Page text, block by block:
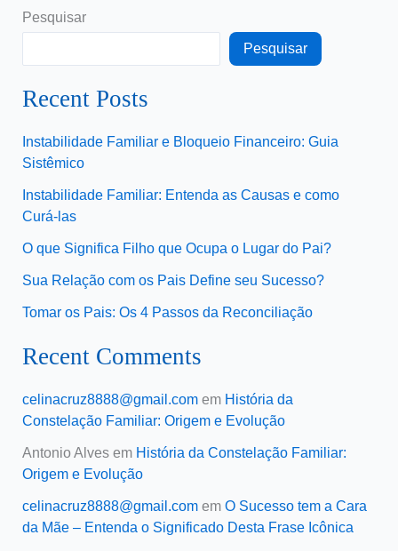
Pesquisar
Pesquisar
Recent Posts
Instabilidade Familiar e Bloqueio Financeiro: Guia
Sistêmico
Instabilidade Familiar: Entenda as Causas e como
Curá-las
O que Significa Filho que Ocupa o Lugar do Pai?
Sua Relação com os Pais Define seu Sucesso?
Tomar os Pais: Os 4 Passos da Reconciliação
Recent Comments
celinacruz8888@gmail.comem História da
Constelação Familiar: Origem e Evolução
Antonio Alvesem História da Constelação Familiar:
Origem e Evolução
celinacruz8888@gmail.comem O Sucesso tem a Cara
da Mãe – Entenda o Significado Desta Frase Icônica